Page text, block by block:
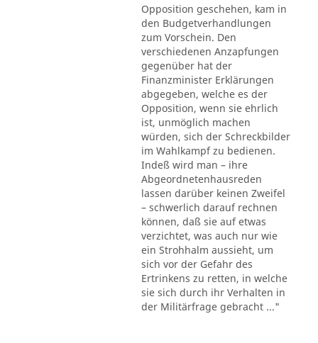
Opposition geschehen, kam in
den Budgetverhandlungen
zum Vorschein. Den
verschiedenen Anzapfungen
gegenüber hat der
Finanzminister Erklärungen
abgegeben, welche es der
Opposition, wenn sie ehrlich
ist, unmöglich machen
würden, sich der Schreckbilder
im Wahlkampf zu bedienen.
Indeß wird man – ihre
Abgeordnetenhausreden
lassen darüber keinen Zweifel
– schwerlich darauf rechnen
können, daß sie auf etwas
verzichtet, was auch nur wie
ein Strohhalm aussieht, um
sich vor der Gefahr des
Ertrinkens zu retten, in welche
sie sich durch ihr Verhalten in
der Militärfrage gebracht ..."